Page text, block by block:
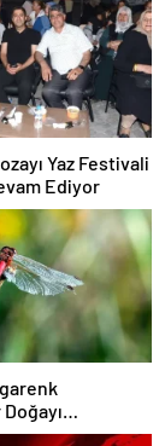
Yaz Festivali
Ediyor